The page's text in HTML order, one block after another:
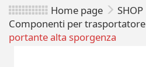
Home page SHOP
Componenti per trasportatore
portante alta sporgenza